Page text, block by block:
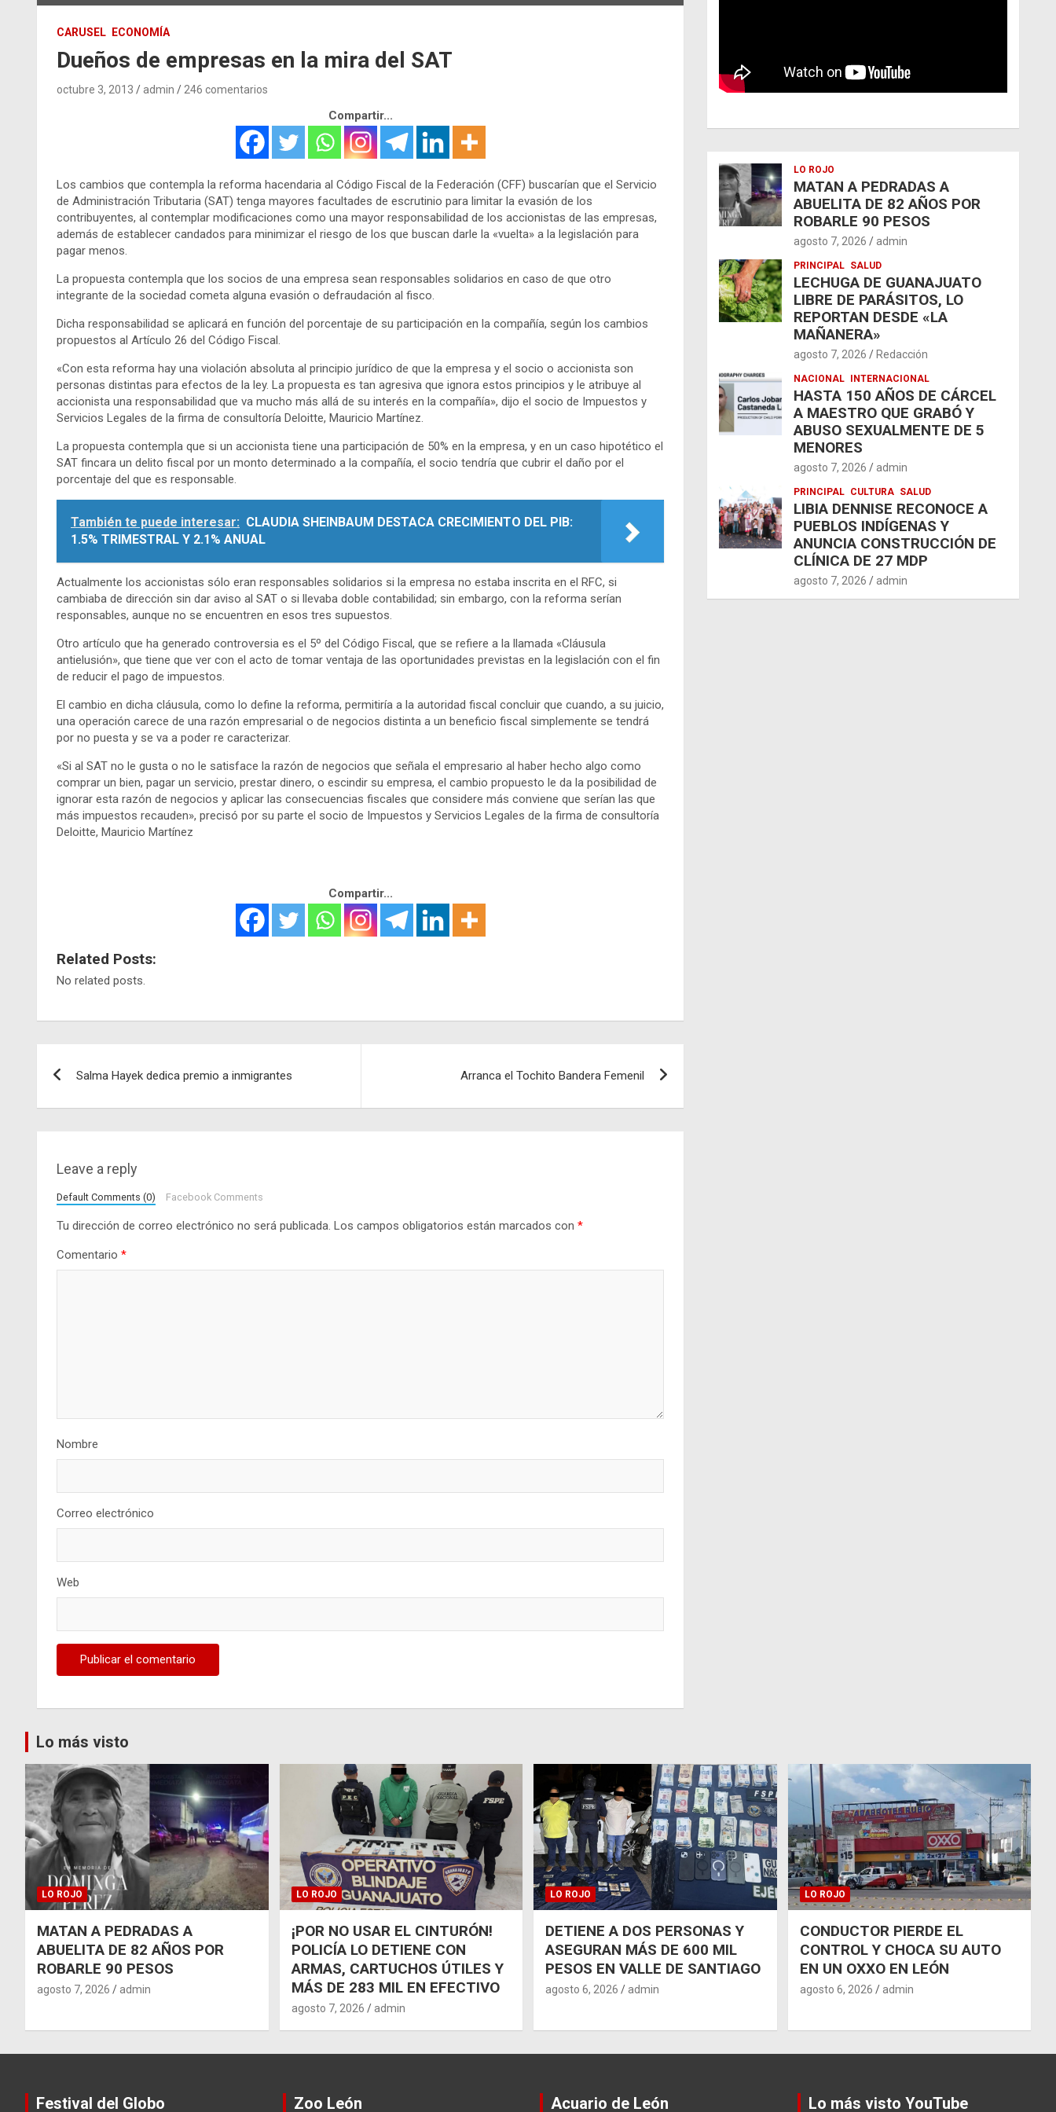
CARUSEL ECONOMÍA
Dueños de empresas en la mira del SAT
octubre 3, 2013 admin 246 comentarios
Compartir...
Los cambios que contempla la reforma hacendaria al Código Fiscal de la Federación (CFF) buscarían que el Servicio
de Administración Tributaria (SAT) tenga mayores facultades de escrutinio para limitar la evasión de los
contribuyentes, al contemplar modificaciones como una mayor responsabilidad de los accionistas de las empresas,
además de establecer candados para minimizar el riesgo de los que buscan darle la «vuelta» a la legislación para
pagar menos.
La propuesta contempla que los socios de una empresa sean responsables solidarios en caso de que otro
integrante de la sociedad cometa alguna evasión o defraudación al fisco.
Dicha responsabilidad se aplicará en función del porcentaje de su participación en la compañía, según los cambios
propuestos al Artículo 26 del Código Fiscal.
«Con esta reforma hay una violación absoluta al principio jurídico de que la empresa y el socio o accionista son
personas distintas para efectos de la ley. La propuesta es tan agresiva que ignora estos principios y le atribuye al
accionista una responsabilidad que va mucho más allá de su interés en la compañía», dijo el socio de Impuestos y
Servicios Legales de la firma de consultoría Deloitte, Mauricio Martínez.
La propuesta contempla que si un accionista tiene una participación de 50% en la empresa, y en un caso hipotético el
SAT fincara un delito fiscal por un monto determinado a la compañía, el socio tendría que cubrir el daño por el
porcentaje del que es responsable.
También te puede interesar: CLAUDIA SHEINBAUM DESTACA CRECIMIENTO DEL PIB:
1.5% TRIMESTRAL Y 2.1% ANUAL
Actualmente los accionistas sólo eran responsables solidarios si la empresa no estaba inscrita en el RFC, si
cambiaba de dirección sin dar aviso al SAT o si llevaba doble contabilidad; sin embargo, con la reforma serían
responsables, aunque no se encuentren en esos tres supuestos.
Otro artículo que ha generado controversia es el 5º del Código Fiscal, que se refiere a la llamada «Cláusula
antielusión», que tiene que ver con el acto de tomar ventaja de las oportunidades previstas en la legislación con el fin
de reducir el pago de impuestos.
El cambio en dicha cláusula, como lo define la reforma, permitiría a la autoridad fiscal concluir que cuando, a su juicio,
una operación carece de una razón empresarial o de negocios distinta a un beneficio fiscal simplemente se tendrá
por no puesta y se va a poder re caracterizar.
«Si al SAT no le gusta o no le satisface la razón de negocios que señala el empresario al haber hecho algo como
comprar un bien, pagar un servicio, prestar dinero, o escindir su empresa, el cambio propuesto le da la posibilidad de
ignorar esta razón de negocios y aplicar las consecuencias fiscales que considere más conviene que serían las que
más impuestos recauden», precisó por su parte el socio de Impuestos y Servicios Legales de la firma de consultoría
Deloitte, Mauricio Martínez
Compartir...
Related Posts:
No related posts.
Salma Hayek dedica premio a inmigrantes Arranca el Tochito Bandera Femenil
Leave a reply
Default Comments (0) Facebook Comments
Tu dirección de correo electrónico no será publicada. Los campos obligatorios están marcados con *
Comentario *
Nombre
Correo electrónico
Web
LO ROJO
MATAN A PEDRADAS A
ABUELITA DE 82 AÑOS POR
ROBARLE 90 PESOS
agosto 7, 2026 admin
PRINCIPAL SALUD
LECHUGA DE GUANAJUATO
LIBRE DE PARÁSITOS, LO
REPORTAN DESDE «LA
MAÑANERA»
agosto 7, 2026 Redacción
NACIONAL INTERNACIONAL
HASTA 150 AÑOS DE CÁRCEL
A MAESTRO QUE GRABÓ Y
ABUSO SEXUALMENTE DE 5
MENORES
agosto 7, 2026 admin
PRINCIPAL CULTURA SALUD
LIBIA DENNISE RECONOCE A
PUEBLOS INDÍGENAS Y
ANUNCIA CONSTRUCCIÓN DE
CLÍNICA DE 27 MDP
agosto 7, 2026 admin
Lo más visto
LO ROJO
MATAN A PEDRADAS A
ABUELITA DE 82 AÑOS POR
ROBARLE 90 PESOS
agosto 7, 2026 admin
LO ROJO
¡POR NO USAR EL CINTURÓN!
POLICÍA LO DETIENE CON
ARMAS, CARTUCHOS ÚTILES Y
MÁS DE 283 MIL EN EFECTIVO
agosto 7, 2026 admin
LO ROJO
DETIENE A DOS PERSONAS Y
ASEGURAN MÁS DE 600 MIL
PESOS EN VALLE DE SANTIAGO
agosto 6, 2026 admin
LO ROJO
CONDUCTOR PIERDE EL
CONTROL Y CHOCA SU AUTO
EN UN OXXO EN LEÓN
agosto 6, 2026 admin
Festival del Globo Zoo León Acuario de León Lo más visto YouTube